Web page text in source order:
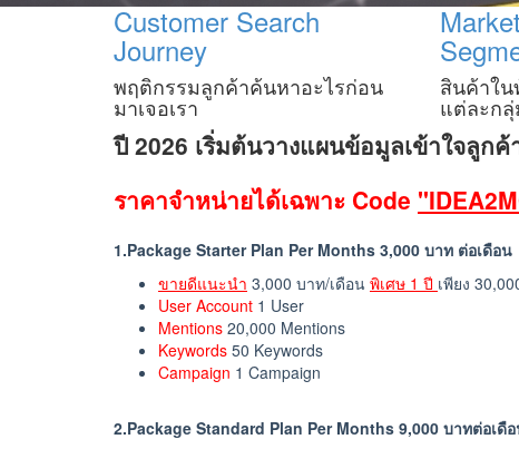
Customer Search
Journey
พฤติกรรมลูกค้าค้นหาอะไรก่อน
มาเจอเรา
สินค้าใ
แต่ละกลุ่
ปี 2026 เริ่มต้นวางแผนข้อมูลเข้าใจลูก
ราคาจำหน่ายได้เฉพาะ Code
1.Package Starter Plan Per Months 3,000 บาท ต่อเดือน
ขายดีแนะนำ 3,000 บาท/เดือน พิเศษ 1 ปี เพียง
User Account 1 User
Mentions 20,000 Mentions
Keywords 50 Keywords
Campaign 1 Campaign
2.Package Standard Plan Per Months 9,000 บาทต่อเดื